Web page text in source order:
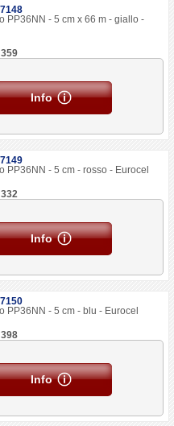
PP36NN - 5 cm x 66 m - giallo -
Info
PP36NN - 5 cm - rosso - Eurocel
Info
PP36NN - 5 cm - blu - Eurocel
Info